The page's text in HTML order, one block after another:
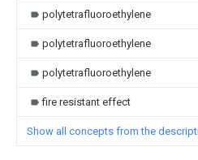
polytetrafluoroethylene
polytetrafluoroethylene
polytetrafluoroethylene
fire resistant effect
Show all concepts from the